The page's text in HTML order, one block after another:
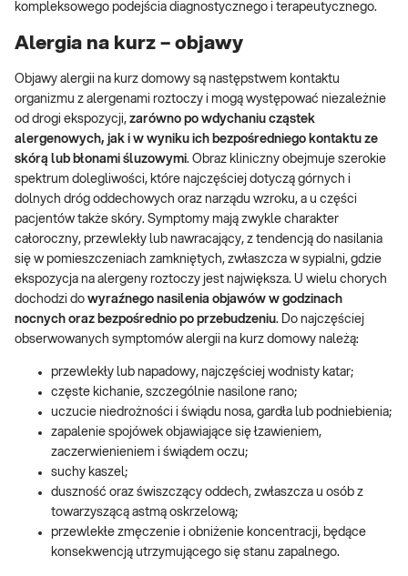
kompleksowego podejścia diagnostycznego i terapeutycznego.
Alergia na kurz – objawy
Objawy alergii na kurz domowy są następstwem kontaktu
organizmu z alergenami roztoczy i mogą występować niezależnie
od drogi ekspozycji, zarówno po wdychaniu cząstek
alergenowych, jak i w wyniku ich bezpośredniego kontaktu ze
skórą lub błonami śluzowymi. Obraz kliniczny obejmuje szerokie
spektrum dolegliwości, które najczęściej dotyczą górnych i
dolnych dróg oddechowych oraz narządu wzroku, a u części
pacjentów także skóry. Symptomy mają zwykle charakter
całoroczny, przewlekły lub nawracający, z tendencją do nasilania
się w pomieszczeniach zamkniętych, zwłaszcza w sypialni, gdzie
ekspozycja na alergeny roztoczy jest największa. U wielu chorych
dochodzi do wyraźnego nasilenia objawów w godzinach
nocnych oraz bezpośrednio po przebudzeniu. Do najczęściej
obserwowanych symptomów alergii na kurz domowy należą:
przewlekły lub napadowy, najczęściej wodnisty katar;
częste kichanie, szczególnie nasilone rano;
uczucie niedrożności i świądu nosa, gardła lub podniebienia;
zapalenie spojówek objawiające się łzawieniem,
zaczerwienieniem i świądem oczu;
suchy kaszel;
duszność oraz świszczący oddech, zwłaszcza u osób z
towarzyszącą astmą oskrzelową;
przewlekłe zmęczenie i obniżenie koncentracji, będące
konsekwencją utrzymującego się stanu zapalnego.